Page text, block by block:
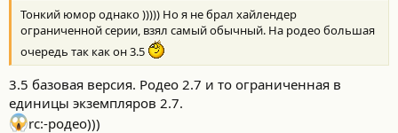
Тонкий юмор однако ))))) Но я не брал хайлендер
ограниченной серии, взял самый обычный. На родео большая
очередь так как он 3.5
3.5 базовая версия. Родео 2.7 и то ограниченная в
единицы экземпляров 2.7.
rc:-родео)))